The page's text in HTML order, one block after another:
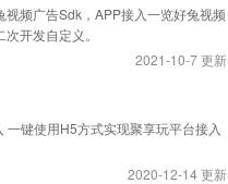
视频广告Sdk，APP接入一览好兔视频
开发自定义。
2021-10-7 更新
一键使用H5方式实现聚享玩平台接入
2020-12-14 更新